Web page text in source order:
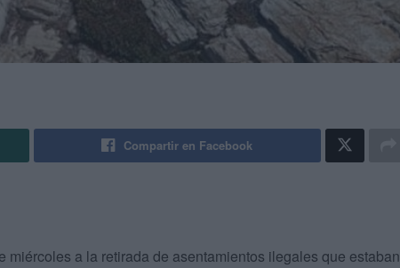
Compartir en Facebook
miércoles a la retirada de asentamientos ilegales que estaban